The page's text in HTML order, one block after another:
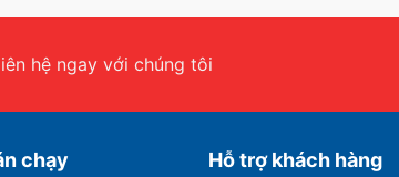
hệ ngay với chúng tôi
chạy Hỗ trợ khách hàng